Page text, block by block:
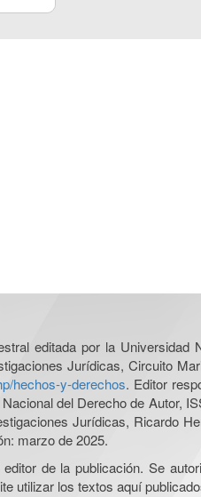
editada por la Universidad
Jurídicas, Circuito
hechos-y-derechos. Editor
del Derecho de Autor,
Jurídicas, Ricardo
marzo de 2025.
de la publicación. Se
utilizar los textos aquí